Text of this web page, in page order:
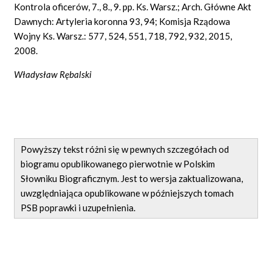
Kontrola oficerów, 7., 8., 9. pp. Ks. Warsz.; Arch. Główne Akt
Dawnych: Artyleria koronna 93, 94; Komisja Rządowa
Wojny Ks. Warsz.: 577, 524, 551, 718, 792, 932, 2015,
2008.
Władysław Rębalski
Powyższy tekst różni się w pewnych szczegółach od
biogramu opublikowanego pierwotnie w Polskim
Słowniku Biograficznym. Jest to wersja zaktualizowana,
uwzględniająca opublikowane w późniejszych tomach
PSB poprawki i uzupełnienia.